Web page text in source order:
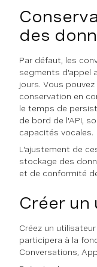
des
Par défaut, les
segments d'appel
jours. Vous
conservation en
le temps de
de bord de l'API,
capacités vocales.
L'ajustement de
stockage des
et de conformité
Créer
Créez un
participera à la
Conversations,